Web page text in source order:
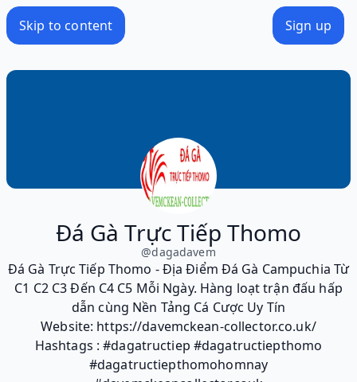
Skip to content Sign up
Đá Gà Trực Tiếp Thomo
@dagadavem
Đá Gà Trực Tiếp Thomo - Địa Điểm Đá Gà Campuchia Từ
C1 C2 C3 Đến C4 C5 Mỗi Ngày. Hàng loạt trận đấu hấp
dẫn cùng Nền Tảng Cá Cược Uy Tín
Website: https://davemckean-collector.co.uk/
Hashtags : #dagatructiep #dagatructiepthomo
#dagatructiepthomohomnay